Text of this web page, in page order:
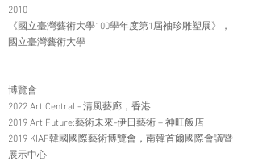
2010
《國立臺灣藝術大學100學年度第1屆袖珍雕塑展》，
國立臺灣藝術大學
博覽會
2022 Art Central - 清風藝廊，香港
2019 Art Future:藝術未來-伊日藝術 – 神旺飯店
2019 KIAF韓國國際藝術博覽會，南韓首爾國際會議暨
展示中心